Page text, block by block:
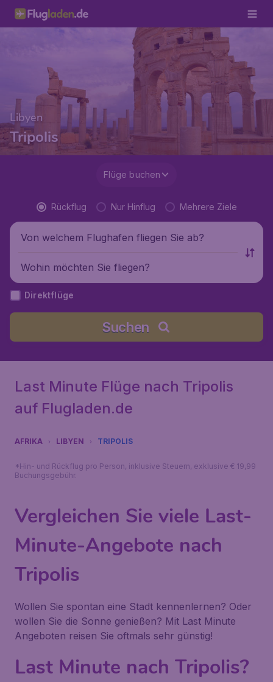
Libyen
Tripolis
Flüge buchen
Rückflug Nur Hinflug Mehrere Ziele
Von welchem Flughafen fliegen Sie ab?
Wohin möchten Sie fliegen?
Direktflüge
Suchen
Last Minute Flüge nach Tripolis
auf Flugladen.de
AFRIKA LIBYEN TRIPOLIS
*Hin- und Rückflug pro Person, inklusive Steuern, exklusive € 19,99
Buchungsgebühr.
Vergleichen Sie viele Last-
Minute-Angebote nach
Tripolis
Wollen Sie spontan eine Stadt kennenlernen? Oder
wollen Sie die Sonne genießen? Mit Last Minute
Angeboten reisen Sie oftmals sehr günstig!
Last Minute nach Tripolis?